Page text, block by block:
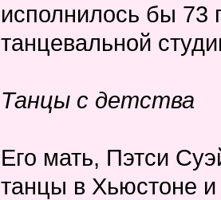
исполнилось бы 73
танцевальной
Танцы с детства
Его мать, Пэтси
танцы в Хьюстоне и